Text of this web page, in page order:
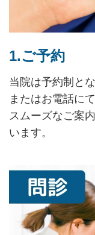
1.ご予約
当院は予約制と
またはお電話に
スムーズなご案
います。